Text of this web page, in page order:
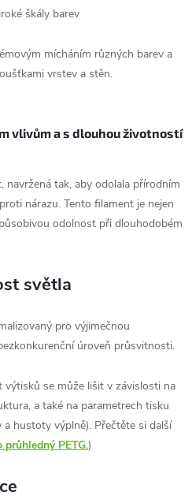
škály barev
mícháním různých barev a
vrstev a stěn.
vlivům a s dlouhou životností
navržená tak, aby odolala přírodním
nárazu. Tento filament je nejen
odolnost při dlouhodobém
světla
pro výjimečnou
úroveň průsvitnosti.
výtisků se může lišit v závislosti na
a také na parametrech tisku
hustoty výplně). Přečtěte si další
PETG.)